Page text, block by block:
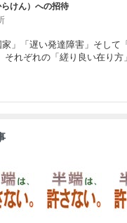
けん）への招待
家」「遅い発達障害」そして
それぞれの「縒り良い在り方
佳羅研』（佳羅研究所）の御